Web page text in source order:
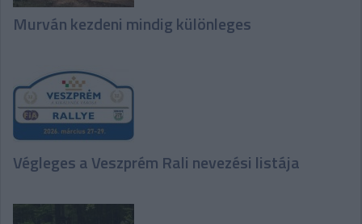
Murván kezdeni mindig különleges
Végleges a Veszprém Rali nevezési listája